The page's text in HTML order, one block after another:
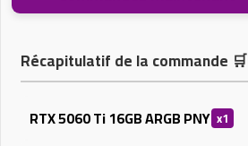
Récapitulatif de la commande 🛒
RTX 5060 Ti 16GB ARGB PNY x1